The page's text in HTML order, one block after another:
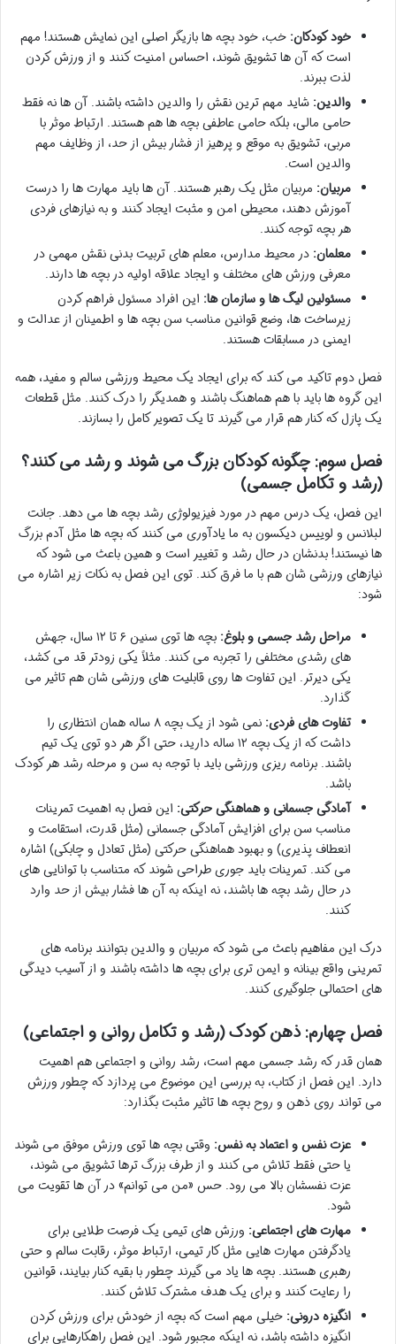
خود کودکان: خب، خود بچه ها بازیگر اصلی این نمایش هستند! مهم
است که آن ها تشویق شوند، احساس امنیت کنند و از ورزش کردن
لذت ببرند.
والدین: شاید مهم ترین نقش را والدین داشته باشند. آن ها نه فقط
حامی مالی، بلکه حامی عاطفی بچه ها هم هستند. ارتباط موثر با
مربی، تشویق به موقع و پرهیز از فشار بیش از حد، از وظایف مهم
والدین است.
مربیان: مربیان مثل یک رهبر هستند. آن ها باید مهارت ها را درست
آموزش دهند، محیطی امن و مثبت ایجاد کنند و به نیازهای فردی
هر بچه توجه کنند.
معلمان: در محیط مدارس، معلم های تربیت بدنی نقش مهمی در
معرفی ورزش های مختلف و ایجاد علاقه اولیه در بچه ها دارند.
مسئولین لیگ ها و سازمان ها: این افراد مسئول فراهم کردن
زیرساخت ها، وضع قوانین مناسب سن بچه ها و اطمینان از عدالت و
ایمنی در مسابقات هستند.
فصل دوم تاکید می کند که برای ایجاد یک محیط ورزشی سالم و مفید، همه
این گروه ها باید با هم هماهنگ باشند و همدیگر را درک کنند. مثل قطعات
یک پازل که کنار هم قرار می گیرند تا یک تصویر کامل را بسازند.
فصل سوم: چگونه کودکان بزرگ می شوند و رشد می کنند؟
(رشد و تکامل جسمی)
این فصل، یک درس مهم در مورد فیزیولوژی رشد بچه ها می دهد. جانت
لبلانس و لوییس دیکسون به ما یادآوری می کنند که بچه ها مثل آدم بزرگ
ها نیستند! بدنشان در حال رشد و تغییر است و همین باعث می شود که
نیازهای ورزشی شان هم با ما فرق کند. توی این فصل به نکات زیر اشاره می
شود:
مراحل رشد جسمی و بلوغ:
بچه ها توی سنین ۶ تا ۱۲ سال، جهش
های رشدی مختلفی را تجربه می کنند. مثلاً یکی زودتر قد می کشد،
یکی دیرتر. این تفاوت ها روی قابلیت های ورزشی شان هم تاثیر می
گذارد.
تفاوت های فردی:
نمی شود از یک بچه ۸ ساله همان انتظاری را
داشت که از یک بچه ۱۲ ساله دارید، حتی اگر هر دو توی یک تیم
باشند. برنامه ریزی ورزشی باید با توجه به سن و مرحله رشد هر کودک
باشد.
آمادگی جسمانی و هماهنگی حرکتی: این فصل به اهمیت تمرینات
مناسب سن برای افزایش آمادگی جسمانی (مثل قدرت، استقامت و
انعطاف پذیری) و بهبود هماهنگی حرکتی (مثل تعادل و چابکی) اشاره
می کند. تمرینات باید جوری طراحی شوند که متناسب با توانایی های
در حال رشد بچه ها باشند، نه اینکه به آن ها فشار بیش از حد وارد
کنند.
درک این مفاهیم باعث می شود که مربیان و والدین بتوانند برنامه های
تمرینی واقع بینانه و ایمن تری برای بچه ها داشته باشند و از آسیب دیدگی
های احتمالی جلوگیری کنند.
فصل چهارم: ذهن کودک (رشد و تکامل روانی و اجتماعی)
همان قدر که رشد جسمی مهم است، رشد روانی و اجتماعی هم اهمیت
دارد. این فصل از کتاب، به بررسی این موضوع می پردازد که چطور ورزش
می تواند روی ذهن و روح بچه ها تاثیر مثبت بگذارد:
عزت نفس و اعتماد به نفس: وقتی بچه ها توی ورزش موفق می شوند
یا حتی فقط تلاش می کنند و از طرف بزرگ ترها تشویق می شوند،
عزت نفسشان بالا می رود. حس «من می توانم» در آن ها تقویت می
شود.
مهارت های اجتماعی: ورزش های تیمی یک فرصت طلایی برای
یادگرفتن مهارت هایی مثل کار تیمی، ارتباط موثر، رقابت سالم و حتی
رهبری هستند. بچه ها یاد می گیرند چطور با بقیه کنار بیایند، قوانین
را رعایت کنند و برای یک هدف مشترک تلاش کنند.
انگیزه درونی: خیلی مهم است که بچه از خودش برای ورزش کردن
انگیزه داشته باشد، نه اینکه مجبور شود. این فصل راهکارهایی برای